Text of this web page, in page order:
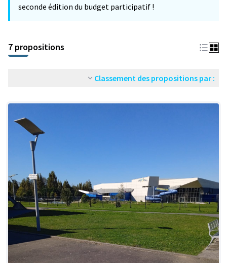
seconde édition du budget participatif !
7 propositions
Classement des propositions par :